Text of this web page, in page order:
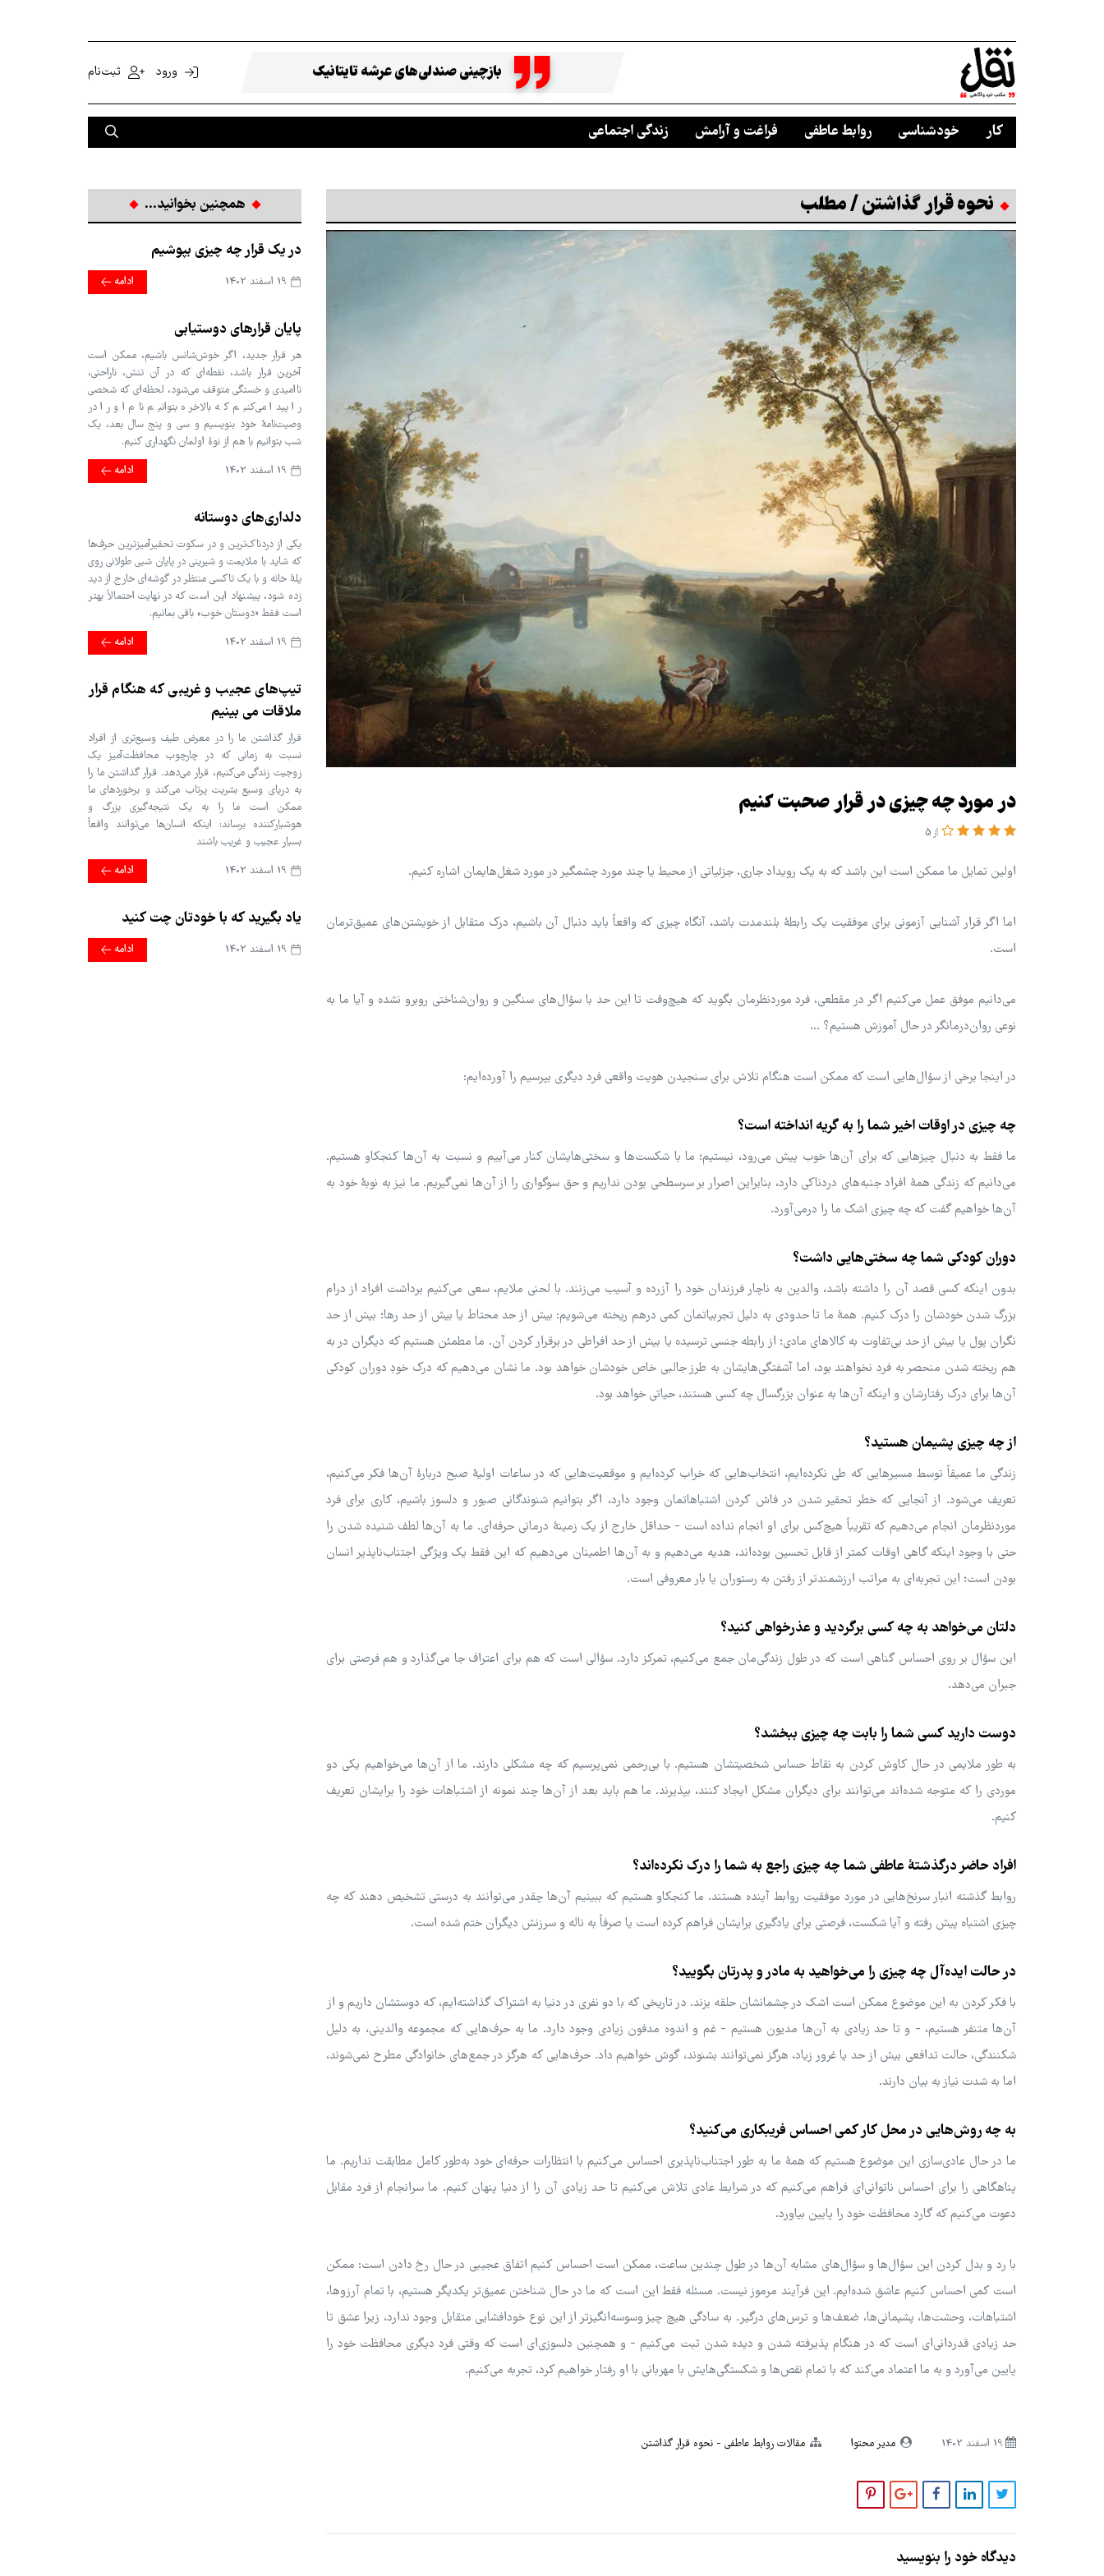
بازچینی صندلی‌های عرشه تایتانیک ورود ثبت‌نام
کار خودشناسی روابط عاطفی فراغت و آرامش زندگی اجتماعی
نحوه قرار گذاشتن / مطلب
در مورد چه چیزی در قرار صحبت کنیم
از 5
اولین تمایل ما ممکن است این باشد که به یک رویداد جاری، جزئیاتی از محیط یا چند مورد چشمگیر در مورد شغل‌هایمان اشاره کنیم.
اما اگر قرار آشنایی آزمونی برای موفقیت یک رابطۀ بلندمدت باشد، آنگاه چیزی که واقعاً باید دنبال آن باشیم، درک متقابل از خویشتن‌های عمیق‌ترمان
است.
می‌دانیم موفق عمل می‌کنیم اگر در مقطعی، فرد موردنظرمان بگوید که هیچ‌وقت تا این حد با سؤال‌های سنگین و روان‌شناختی روبرو نشده و آیا ما به
نوعی روان‌درمانگر در حال آموزش هستیم؟ ...
در اینجا برخی از سؤال‌هایی است که ممکن است هنگام تلاش برای سنجیدن هویت واقعی فرد دیگری بپرسیم را آورده‌ایم:
چه چیزی در اوقات اخیر شما را به گریه انداخته است؟
ما فقط به دنبال چیزهایی که برای آن‌ها خوب پیش می‌رود، نیستیم؛ ما با شکست‌ها و سختی‌هایشان کنار می‌آییم و نسبت به آن‌ها کنجکاو هستیم.
می‌دانیم که زندگی همۀ افراد جنبه‌های دردناکی دارد، بنابراین اصرار بر سرسطحی بودن نداریم و حق سوگواری را از آن‌ها نمی‌گیریم. ما نیز به نوبۀ خود به
آن‌ها خواهیم گفت که چه چیزی اشک ما را درمی‌آورد.
دوران کودکی شما چه سختی‌هایی داشت؟
بدون اینکه کسی قصد آن را داشته باشد، والدین به ناچار فرزندان خود را آزرده و آسیب‌ می‌زنند. با لحنی ملایم، سعی می‌کنیم برداشت افراد از درام
بزرگ‌ شدن خودشان را درک کنیم. همۀ ما تا حدودی به دلیل تجربیاتمان کمی درهم ریخته می‌شویم: بیش از حد محتاط یا بیش از حد رها؛ بیش از حد
نگران پول یا بیش از حد بی‌تفاوت به کالاهای مادی؛ از رابطه جنسی ترسیده‌ یا بیش از حد افراطی در برقرار کردن آن. ما مطمئن هستیم که دیگران در به
هم ریخته شدن منحصر به فرد نخواهند بود، اما آشفتگی‌هایشان به طرز جالبی خاص خودشان خواهد بود. ما نشان می‌دهیم که درک خودِ دوران کودکی
آن‌ها برای درک رفتارشان و اینکه آن‌ها به عنوان بزرگسال چه کسی هستند، حیاتی خواهد بود.
از چه چیزی پشیمان هستید؟
زندگی ما عمیقاً توسط مسیرهایی که طی نکرده‌ایم، انتخاب‌هایی که خراب کرده‌ایم و موقعیت‌هایی که در ساعات اولیۀ صبح دربارۀ آن‌ها فکر می‌کنیم،
تعریف می‌شود. از آنجایی که خطر تحقیر شدن در فاش کردن اشتباهاتمان وجود دارد، اگر بتوانیم شنوندگانی صبور و دلسوز باشیم، کاری برای فرد
موردنظرمان انجام می‌دهیم که تقریباً هیچ‌کس برای او انجام نداده است - حداقل خارج از یک زمینۀ درمانی حرفه‌ای. ما به آن‌ها لطف شنیده شدن را
حتی با وجود اینکه گاهی اوقات کمتر از قابل تحسین بوده‌اند، هدیه می‌دهیم و به آن‌ها اطمینان می‌دهیم که این فقط یک ویژگی اجتناب‌ناپذیر انسان
بودن است؛ این تجربه‌ای به مراتب ارزشمندتر از رفتن به رستوران یا بار معروفی است.
دلتان می‌خواهد به چه کسی برگردید و عذرخواهی کنید؟
این سؤال بر روی احساس گناهی است که در طول زندگی‌مان جمع می‌کنیم، تمرکز دارد. سؤالی است که هم برای اعتراف جا می‌گذارد و هم فرصتی برای
جبران می‌دهد.
دوست دارید کسی شما را بابت چه چیزی ببخشد؟
به طور ملایمی در حال کاوش کردن به نقاط حساس شخصیتشان هستیم. با بی‌رحمی نمی‌پرسیم که چه مشکلی دارند. ما از آن‌ها می‌خواهیم یکی دو
موردی را که متوجه شده‌اند می‌توانند برای دیگران مشکل ایجاد کنند، بپذیرند. ما هم باید بعد از آن‌ها چند نمونه از اشتباهات خود را برایشان تعریف
کنیم.
افراد حاضر درگذشتۀ عاطفی شما چه چیزی راجع به شما را درک نکرده‌اند؟
روابط گذشته انبار سرنخ‌هایی در مورد موفقیت روابط آینده هستند. ما کنجکاو هستیم که ببینیم آن‌ها چقدر می‌توانند به درستی تشخیص دهند که چه
چیزی اشتباه پیش رفته و آیا شکست، فرصتی برای یادگیری برایشان فراهم کرده است یا صرفاً به ناله و سرزنش دیگران ختم شده است.
در حالت ایده‌آل چه چیزی را می‌خواهید به مادر و پدرتان بگویید؟
با فکر کردن به این موضوع ممکن است اشک در چشمانشان حلقه بزند. در تاریخی که با دو نفری در دنیا به اشتراک گذاشته‌ایم، که دوستشان داریم و از
آن‌ها متنفر هستیم، - و تا حد زیادی به آن‌ها مدیون هستیم - غم و اندوه مدفون زیادی وجود دارد. ما به حرف‌هایی که مجموعه والدینی، به دلیل
شکنندگی، حالت تدافعی بیش از حد یا غرور زیاد، هرگز نمی‌توانند بشنوند، گوش خواهیم داد. حرف‌هایی که هرگز در جمع‌های خانوادگی مطرح نمی‌شوند،
اما به شدت نیاز به بیان دارند.
به چه روش‌هایی در محل کار کمی احساس فریبکاری می‌کنید؟
ما در حال عادی‌سازی این موضوع هستیم که همۀ ما به طور اجتناب‌ناپذیری احساس می‌کنیم با انتظارات حرفه‌ای خود به‌طور کامل مطابقت نداریم. ما
پناهگاهی را برای احساس ناتوانی‌ای فراهم می‌کنیم که در شرایط عادی تلاش می‌کنیم تا حد زیادی آن را از دنیا پنهان کنیم. ما سرانجام از فرد مقابل
دعوت می‌کنیم که گارد محافظت خود را پایین بیاورد.
با رد و بدل کردن این سؤال‌ها و سؤال‌های مشابه آن‌ها در طول چندین ساعت، ممکن است احساس کنیم اتفاق عجیبی در حال رخ دادن است: ممکن
است کمی احساس کنیم عاشق شده‌ایم. این فرآیند مرموز نیست. مسئله فقط این است که ما در حال شناختن عمیق‌تر یکدیگر هستیم، با تمام آرزوها،
اشتباهات، وحشت‌ها، پشیمانی‌ها، ضعف‌ها و ترس‌های درگیر. به سادگی هیچ چیز وسوسه‌انگیزتر از این نوع خودافشایی متقابل وجود ندارد، زیرا عشق تا
حد زیادی قدردانی‌ای است که در هنگام پذیرفته شدن و دیده شدن ثبت می‌کنیم - و همچنین دلسوزی‌ای است که وقتی فرد دیگری محافظت خود را
پایین می‌آورد و به ما اعتماد می‌کند که با تمام نقص‌ها و شکستگی‌هایش با مهربانی با او رفتار خواهیم کرد، تجربه می‌کنیم.
مدیر محتوا مقالات روابط عاطفی نحوه قرار گذاشتن
دیدگاه خود را بنویسید
همچنین بخوانید...
در یک قرار چه چیزی بپوشیم
ادامه
پایان قرارهای دوستیابی
هر قرار جدید، اگر خوش‌شانس باشیم، ممکن است
آخرین قرار باشد، نقطه‌ای که در آن تنش، ناراحتی،
ناامیدی و خستگی متوقف می‌شود، لحظه‌ای که شخصی
را پیدا می‌کنیم که بالاخره بتوانیم نام او را در
وصیت‌نامۀ خود بنویسیم و سی و پنج سال بعد، یک
شب بتوانیم با هم از نوۀ اولمان نگهداری کنیم.
ادامه
دلداری‌های دوستانه
یکی از دردناک‌ترین و در سکوت تحقیرآمیزترین حرف‌ها
که شاید با ملایمت و شیرینی در پایان شبی طولانی روی
پلۀ خانه و با یک تاکسی منتظر در گوشه‌ای خارج از دید
زده شود، پیشنهاد این است که در نهایت احتمالاً بهتر
است فقط «دوستان خوب» باقی بمانیم.
ادامه
تیپ‌های عجیب و غریبی که هنگام قرار
ملاقات می بینیم
قرار گذاشتن ما را در معرض طیف وسیع‌تری از افراد
نسبت به زمانی که در چارچوب محافظت‌آمیز یک
زوجیت زندگی می‌کنیم، قرار می‌دهد. قرار گذاشتن ما را
به دریای وسیع بشریت پرتاب می‌کند و برخوردهای ما
ممکن است ما را به یک نتیجه‌گیری بزرگ و
هوشیارکننده برساند: اینکه انسان‌ها می‌توانند واقعاً
بسیار عجیب و غریب باشند
ادامه
یاد بگیرید که با خودتان چت کنید
ادامه